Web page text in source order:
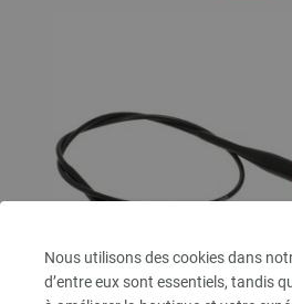
Nous utilisons des cookies dans
d’entre eux sont essentiels, tandis